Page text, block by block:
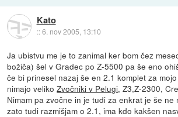
Kato
::6. nov 2005, 13:10
Ja ubistvu me je to zanimal ker bom čez
božiča) šel v Gradec po Z-5500 pa še eno
če bi prinesel nazaj še en 2.1 komplet za
nimajo velikoZvočniki v Pelugi, Z3,Z-2300,
Nimam pa zvočne in je tudi za enkrat je še ne
zato tudi razmišjam o 2.1, ima kdo kakšen